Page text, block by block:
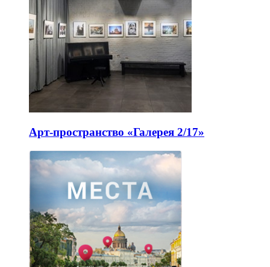
Арт-пространство «Галерея 2/17»